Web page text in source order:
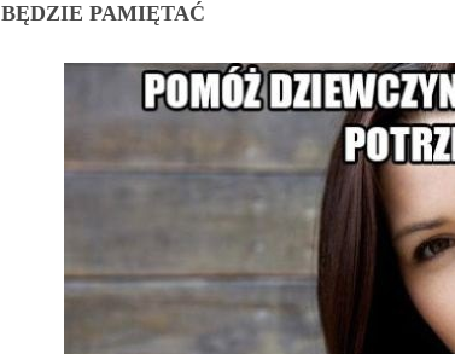
BĘDZIE PAMIĘTAĆ